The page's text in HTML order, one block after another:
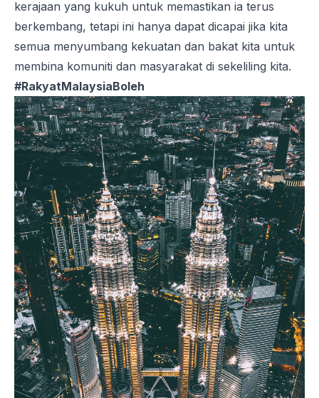
kerajaan yang kukuh untuk memastikan ia terus
berkembang, tetapi ini hanya dapat dicapai jika kita
semua menyumbang kekuatan dan bakat kita untuk
membina komuniti dan masyarakat di sekeliling kita.
#RakyatMalaysiaBoleh